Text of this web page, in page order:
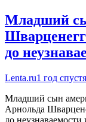
Младший
до
Lenta.ru1 год спустя
Младший сын
Арнольда
до